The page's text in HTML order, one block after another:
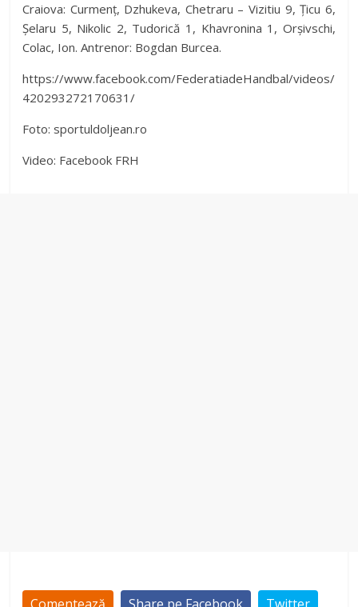
Craiova: Curmenț, Dzhukeva, Chetraru – Vizitiu 9, Țicu 6,
Șelaru 5, Nikolic 2, Tudorică 1, Khavronina 1, Orșivschi,
Colac, Ion. Antrenor: Bogdan Burcea.
https://www.facebook.com/FederatiadeHandbal/videos/
420293272170631/
Foto: sportuldoljean.ro
Video: Facebook FRH